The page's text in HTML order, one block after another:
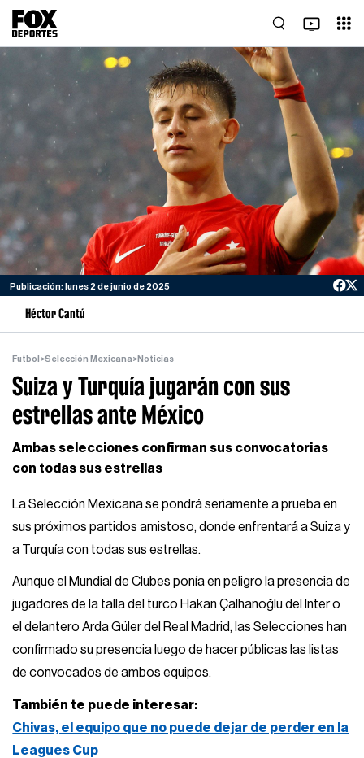
Publicación: lunes 2 de junio de 2025
Héctor Cantú
Futbol >Selección Mexicana>Noticias
Suiza y Turquía jugarán con sus
estrellas ante México
Ambas selecciones confirman sus convocatorias
con todas sus estrellas
La Selección Mexicana se pondrá seriamente a prueba en
sus próximos partidos amistoso, donde enfrentará a Suiza y
a Turquía con todas sus estrellas.
Aunque el Mundial de Clubes ponía en peligro la presencia de
jugadores de la talla del turco Hakan Çalhanoğlu del Inter o
el delantero Arda Güler del Real Madrid, las Selecciones han
confirmado su presencia luego de hacer públicas las listas
de convocados de ambos equipos.
También te puede interesar:
Chivas, el equipo que no puede dejar de perder en la
Leagues Cup